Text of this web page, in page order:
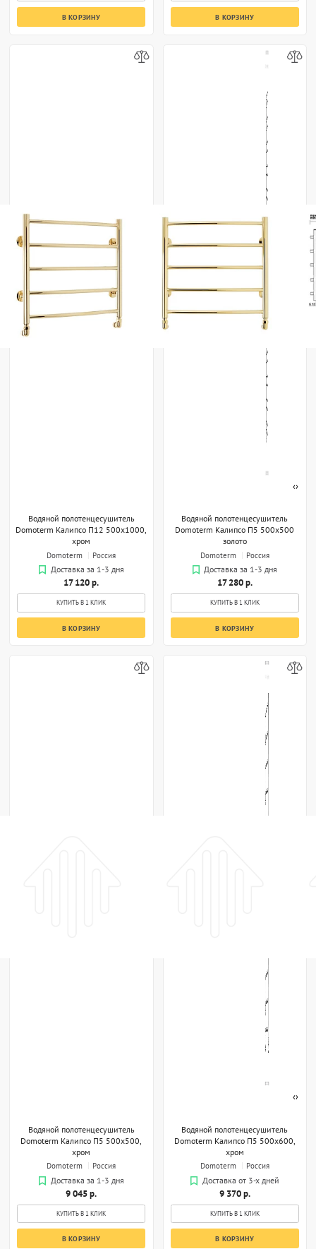
В КОРЗИНУ В КОРЗИНУ
‹›
Водяной полотенцесушитель
Domoterm Калипсо П12 500x1000,
хром
Domoterm
Россия
Доставка за 1-3 дня
17 120 р.
КУПИТЬ В 1 КЛИК
В КОРЗИНУ
Водяной полотенцесушитель
Domoterm Калипсо П5 500x500
золото
Domoterm
Россия
Доставка за 1-3 дня
17 280 р.
КУПИТЬ В 1 КЛИК
В КОРЗИНУ
‹›
Водяной полотенцесушитель
Domoterm Калипсо П5 500x500,
хром
Domoterm
Россия
Доставка за 1-3 дня
9 045 р.
КУПИТЬ В 1 КЛИК
В КОРЗИНУ
Водяной полотенцесушитель
Domoterm Калипсо П5 500x600,
хром
Domoterm
Россия
Доставка от 3-х дней
9 370 р.
КУПИТЬ В 1 КЛИК
В КОРЗИНУ